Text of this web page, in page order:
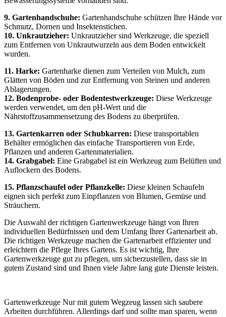
9. Gartenhandschuhe: Gartenhandschuhe schützen Ihre Hände vor
Schmutz, Dornen und Insektenstichen.
10. Unkrautzieher: Unkrautzieher sind Werkzeuge, die speziell
zum Entfernen von Unkrautwurzeln aus dem Boden entwickelt
wurden.
11. Harke: Gartenharke dienen zum Verteilen von Mulch, zum
Glätten von Böden und zur Entfernung von Steinen und anderen
Ablagerungen.
12. Bodenprobe- oder Bodentestwerkzeuge: Diese Werkzeuge
werden verwendet, um den pH-Wert und die
Nährstoffzusammensetzung des Bodens zu überprüfen.
13. Gartenkarren oder Schubkarren: Diese transportablen
Behälter ermöglichen das einfache Transportieren von Erde,
Pflanzen und anderen Gartenmaterialien.
14. Grabgabel: Eine Grabgabel ist ein Werkzeug zum Belüften und
Auflockern des Bodens.
15. Pflanzschaufel oder Pflanzkelle: Diese kleinen Schaufeln
eignen sich perfekt zum Einpflanzen von Blumen, Gemüse und
Sträuchern.
Die Auswahl der richtigen Gartenwerkzeuge hängt von Ihren
individuellen Bedürfnissen und dem Umfang Ihrer Gartenarbeit ab.
Die richtigen Werkzeuge machen die Gartenarbeit effizienter und
erleichtern die Pflege Ihres Gartens. Es ist wichtig, Ihre
Gartenwerkzeuge gut zu pflegen, um sicherzustellen, dass sie in
gutem Zustand sind und Ihnen viele Jahre lang gute Dienste leisten.
Gartenwerkzeuge Nur mit gutem Wegzeug lassen sich saubere
Arbeiten durchführen. Allerdings darf und sollte man sparen, wenn